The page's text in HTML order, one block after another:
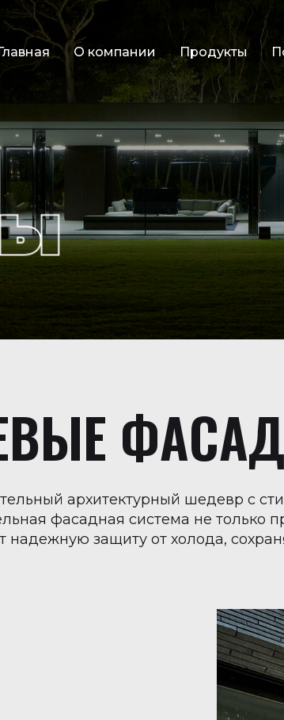
О компании Продукты
архитектурный шедевр с
фасадная система не только
надежную защиту от холода,